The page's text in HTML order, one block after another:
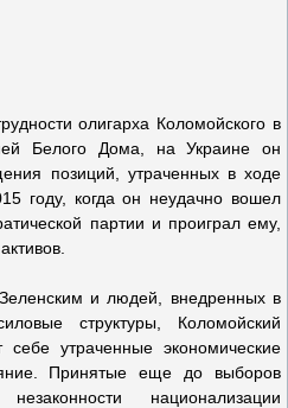
олигарха Коломойского в
Белого Дома, на Украине он
позиций, утраченных в ходе
году, когда он неудачно вошел
партии и проиграл ему,
и людей, внедренных в
структуры, Коломойский
себе утраченные экономические
Принятые еще до выборов
национализации